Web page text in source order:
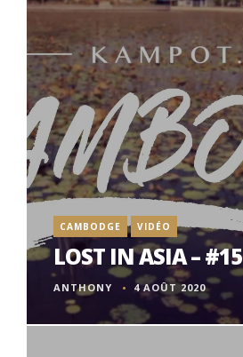
CAMBODGE VIDÉO
LOST IN ASIA – #15
ANTHONY 4 AOÛT 2020